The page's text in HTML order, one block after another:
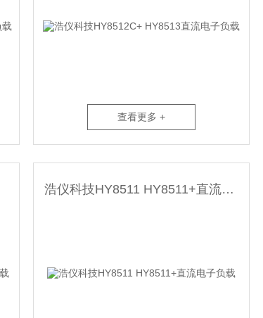
查看更多 +
浩仪科技HY8511 HY8511+直流电子负载